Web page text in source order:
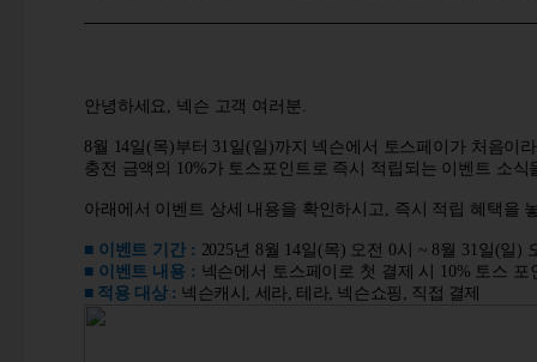
안녕하세요 , 넥슨 고객 여러분.
8월 14일 (목)부터 31 일 (일 )까지 넥슨에서 토스페이가 처음이
충전 금액의
10%가 토스포인트로 즉시 적립되는 이벤트 소식
아래에서 이벤트 상세 내용을 확인하시고 , 즉시 적립 혜택을
■ 이벤트 기간 : 2025 년 8월 14일 (목) 오전 0시 ~ 8월 31 일 (일 )
■ 이벤트 내용 : 넥슨에서 토스페이로 첫 결제 시 10% 토스 포
■적용 대상 : 넥슨캐시 , 세라, 테라, 넥슨쇼핑 , 직접 결제